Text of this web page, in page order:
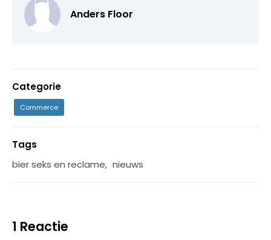
Anders Floor
Categorie
Commerce
Tags
bier seks en reclame, nieuws
1 Reactie